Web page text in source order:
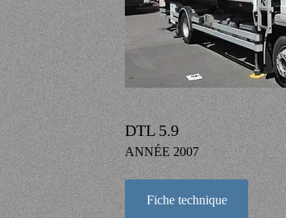
DTL 5.9
ANNÉE 2007
Fiche technique